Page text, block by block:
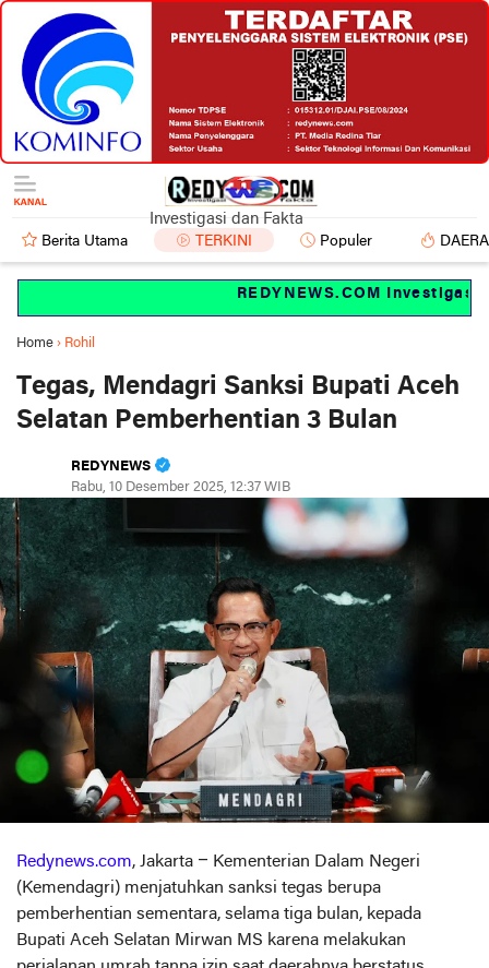
Investigasi dan Fakta
Berita Utama TERKINI Populer
REDYNEWS.COM Investigasi
Home › Rohil
Tegas, Mendagri Sanksi Bupati Aceh
Selatan Pemberhentian 3 Bulan
REDYNEWS
Rabu, 10 Desember 2025, 12:37 WIB
Redynews.com, Jakarta – Kementerian Dalam Negeri
(Kemendagri) menjatuhkan sanksi tegas berupa
pemberhentian sementara, selama tiga bulan, kepada
Bupati Aceh Selatan Mirwan MS karena melakukan